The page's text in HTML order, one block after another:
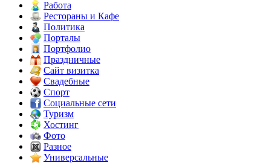
Работа
Рестораны и Кафе
Политика
Порталы
Портфолио
Праздничные
Сайт визитка
Свадебные
Спорт
Социальные сети
Туризм
Хостинг
Фото
Разное
Универсальные